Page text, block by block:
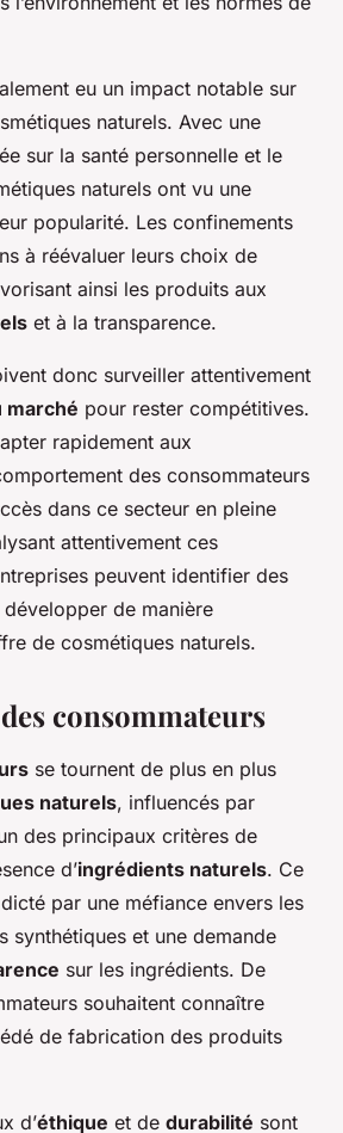
eu un impact notable sur
naturels. Avec une
sur la santé personnelle et le
naturels ont vu une
popularité. Les confinements
à réévaluer leurs choix de
ainsi les produits aux
et à la transparence.
donc surveiller attentivement
marché pour rester compétitives.
rapidement aux
des consommateurs
dans ce secteur en pleine
attentivement ces
peuvent identifier des
de manière
de cosmétiques naturels.
consommateurs
se tournent de plus en plus
naturels, influencés par
des principaux critères de
d’ingrédients naturels. Ce
par une méfiance envers les
synthétiques et une demande
sur les ingrédients. De
souhaitent connaître
de fabrication des produits
d’éthique et de durabilité sont